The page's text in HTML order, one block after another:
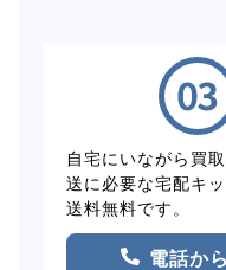
自宅にいながら買
送に必要な宅配キ
送料無料です。
電話か